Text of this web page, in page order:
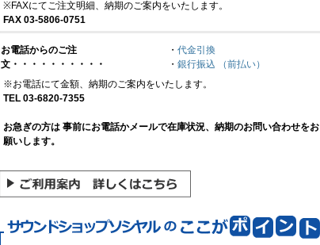
※FAXにてご注文明細、納期のご案内をいたします。
FAX 03-5806-0751
お電話からのご注
文・・・・・・・・・・
・ 代金引換
・ 銀行振込 （前払い）
※お電話にて金額、納期のご案内をいたします。
TEL 03-6820-7355
お急ぎの方は 事前にお電話かメールで在庫状況、納期のお問い合わせをお
願いします。